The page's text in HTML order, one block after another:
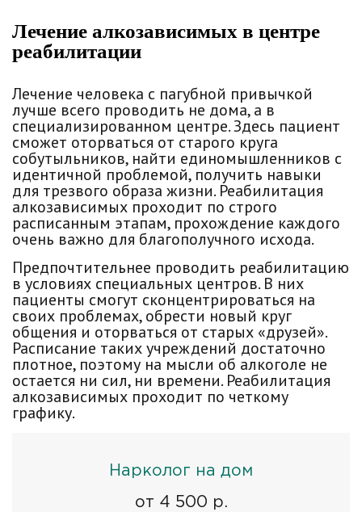
Лечение алкозависимых в центре
реабилитации
Лечение человека с пагубной привычкой
лучше всего проводить не дома, а в
специализированном центре. Здесь пациент
сможет оторваться от старого круга
собутыльников, найти единомышленников с
идентичной проблемой, получить навыки
для трезвого образа жизни. Реабилитация
алкозависимых проходит по строго
расписанным этапам, прохождение каждого
очень важно для благополучного исхода.
Предпочтительнее проводить реабилитацию
в условиях специальных центров. В них
пациенты смогут сконцентрироваться на
своих проблемах, обрести новый круг
общения и оторваться от старых «друзей».
Расписание таких учреждений достаточно
плотное, поэтому на мысли об алкоголе не
остается ни сил, ни времени. Реабилитация
алкозависимых проходит по четкому
графику.
Нарколог на дом
от 4 500 р.